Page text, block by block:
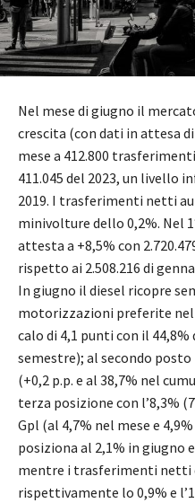
Nel mese di giugno il
crescita (con dati in attesa
mese a 412.800
411.045 del 2023, un livello
2019. I trasferimenti netti
minivolture dello 0,2%. Nel
attesta a +8,5% con
rispetto ai 2.508.216 di
In giugno il diesel ricopre
motorizzazioni preferite nel
calo di 4,1 punti con il
semestre); al secondo
(+0,2 p.p. e al 38,7% nel
terza posizione con l’8,3%
Gpl (al 4,7% nel mese e
posiziona al 2,1% in giugno
mentre i trasferimenti netti
rispettivamente lo 0,9% e